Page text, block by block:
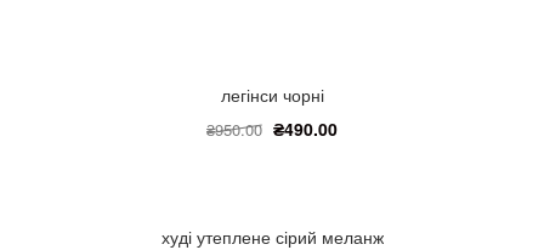
легінси чорні
₴950.00 ₴490.00
худі утеплене сірий меланж